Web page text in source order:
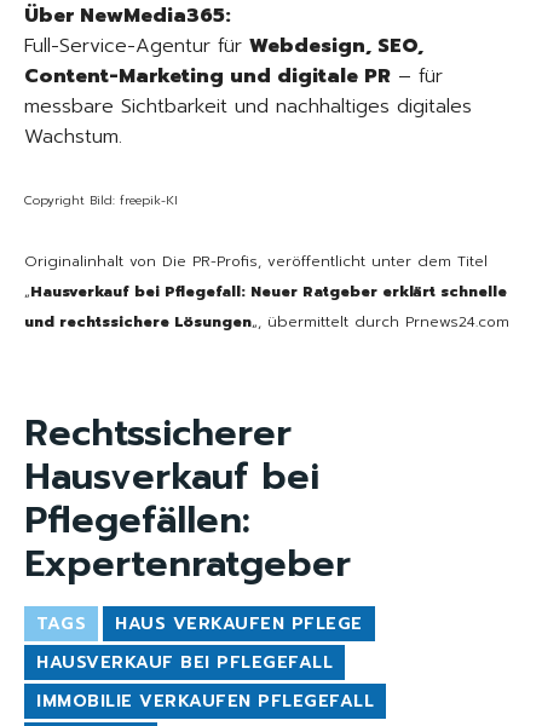
Über NewMedia365:
Full-Service-Agentur für Webdesign, SEO,
Content-Marketing und digitale PR – für
messbare Sichtbarkeit und nachhaltiges digitales
Wachstum.
Copyright Bild: freepik-KI
Originalinhalt von Die PR-Profis, veröffentlicht unter dem Titel
„Hausverkauf bei Pflegefall: Neuer Ratgeber erklärt schnelle
und rechtssichere Lösungen„, übermittelt durch Prnews24.com
Rechtssicherer
Hausverkauf bei
Pflegefällen:
Expertenratgeber
TAGS
HAUS VERKAUFEN PFLEGE
HAUSVERKAUF BEI PFLEGEFALL
IMMOBILIE VERKAUFEN PFLEGEFALL